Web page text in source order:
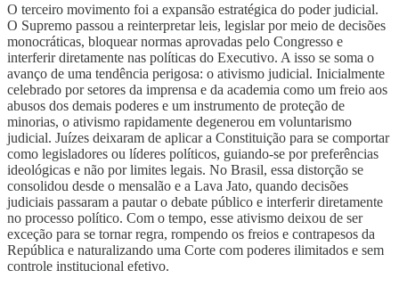
O terceiro movimento foi a expansão estratégica do poder judicial.
O Supremo passou a reinterpretar leis, legislar por meio de decisões
monocráticas, bloquear normas aprovadas pelo Congresso e
interferir diretamente nas políticas do Executivo. A isso se soma o
avanço de uma tendência perigosa: o ativismo judicial. Inicialmente
celebrado por setores da imprensa e da academia como um freio aos
abusos dos demais poderes e um instrumento de proteção de
minorias, o ativismo rapidamente degenerou em voluntarismo
judicial. Juízes deixaram de aplicar a Constituição para se comportar
como legisladores ou líderes políticos, guiando-se por preferências
ideológicas e não por limites legais. No Brasil, essa distorção se
consolidou desde o mensalão e a Lava Jato, quando decisões
judiciais passaram a pautar o debate público e interferir diretamente
no processo político. Com o tempo, esse ativismo deixou de ser
exceção para se tornar regra, rompendo os freios e contrapesos da
República e naturalizando uma Corte com poderes ilimitados e sem
controle institucional efetivo.